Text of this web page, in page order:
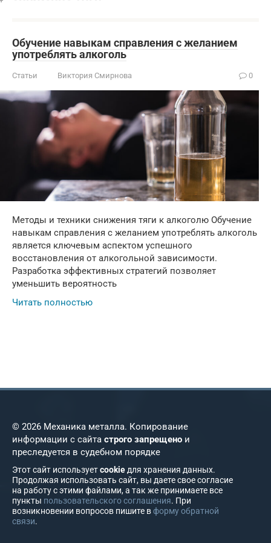
Обучение навыкам справления с желанием
употреблять алкоголь
Статьи Виктория Смирнова 0
Методы и техники снижения тяги к алкоголю Обучение
навыкам справления с желанием употреблять алкоголь
является ключевым аспектом успешного
восстановления от алкогольной зависимости.
Разработка эффективных стратегий позволяет
уменьшить вероятность
Читать полностью
© 2026 Механика металла. Копирование
информации с сайта строго запрещено и
преследуется в судебном порядке
Этот сайт используетcookieдля хранения данных.
Продолжая использовать сайт, вы даете свое согласие
на работу с этими файлами, а так же принимаете все
пункты пользовательского соглашения. При
возникновении вопросов пишите вформу обратной
связи.